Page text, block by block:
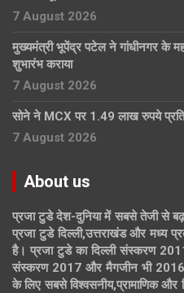
7 August 2026
मुख्यमंत्री भूपेंद्र पटेल ने गांधीनगर के
शुभारंभ कराया
7 August 2026
सोने ने MCX पर 1.49 लाख रुपये प्रति
7 August 2026
About us
प्रजा टुडे देश-दुनिया में सबसे तेजी से
प्रजा टुडे दिल्ली,उत्तराखंड और मध्य
है। प्रजा टुडे का दिल्ली संस्करण
संस्करण 2017 और मैगजीन भी 2016
के लिए सबसे विश्वसनीय,प्रामाणिक और